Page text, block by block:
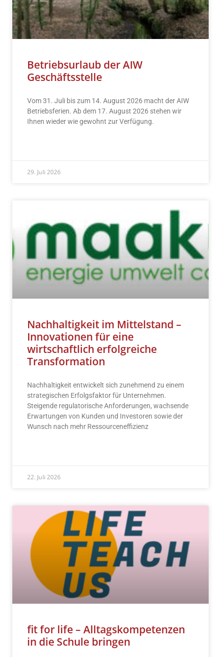
Betriebsurlaub der AIW
Geschäftsstelle
Vom 31. Juli bis zum 14. August 2026 macht der AIW
Betriebsferien. Ab dem 17. August 2026 stehen wir
Ihnen wieder wie gewohnt zur Verfügung.
29. Juli 2026
Nachhaltigkeit im Mittelstand –
Innovationen für eine
wirtschaftlich erfolgreiche
Transformation
Nachhaltigkeit entwickelt sich zunehmend zu einem
strategischen Erfolgsfaktor für Unternehmen.
Steigende regulatorische Anforderungen, wachsende
Erwartungen von Kunden und Investoren sowie der
Wunsch nach mehr Ressourceneffizienz
22. Juli 2026
fit for life – Alltagskompetenzen
in die Schule bringen